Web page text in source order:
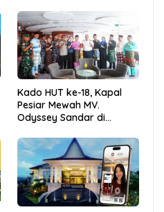
Kado HUT ke-18, Kapal
Pesiar Mewah MV.
Odyssey Sandar di
Anambas Siap Mendunia